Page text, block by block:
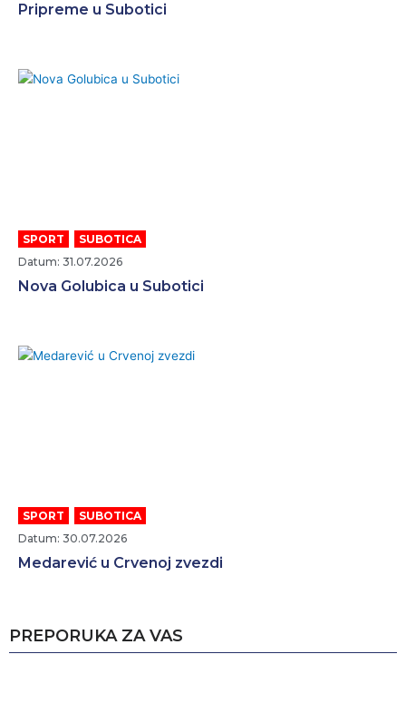
Pripreme u Subotici
SPORT
SUBOTICA
Datum: 31.07.2026
Nova Golubica u Subotici
SPORT
SUBOTICA
Datum: 30.07.2026
Medarević u Crvenoj zvezdi
PREPORUKA ZA VAS